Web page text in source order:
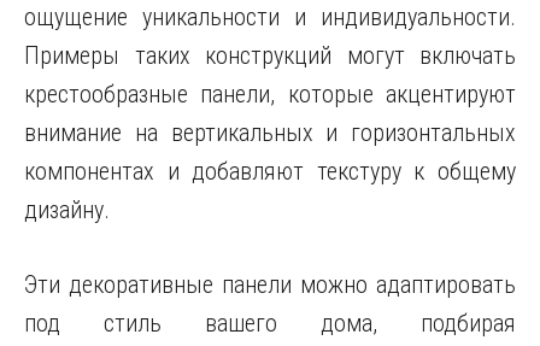
ощущение уникальности и индивидуальности.
Примеры таких конструкций могут включать
крестообразные панели, которые акцентируют
внимание на вертикальных и горизонтальных
компонентах и добавляют текстуру к общему
дизайну.
Эти декоративные панели можно адаптировать
под стиль вашего дома, подбирая